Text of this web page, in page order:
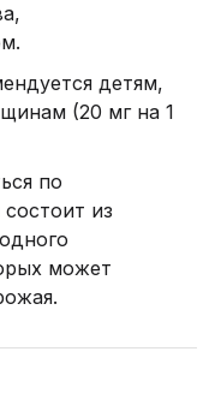
детям,
(20 мг на 1
по
из
может